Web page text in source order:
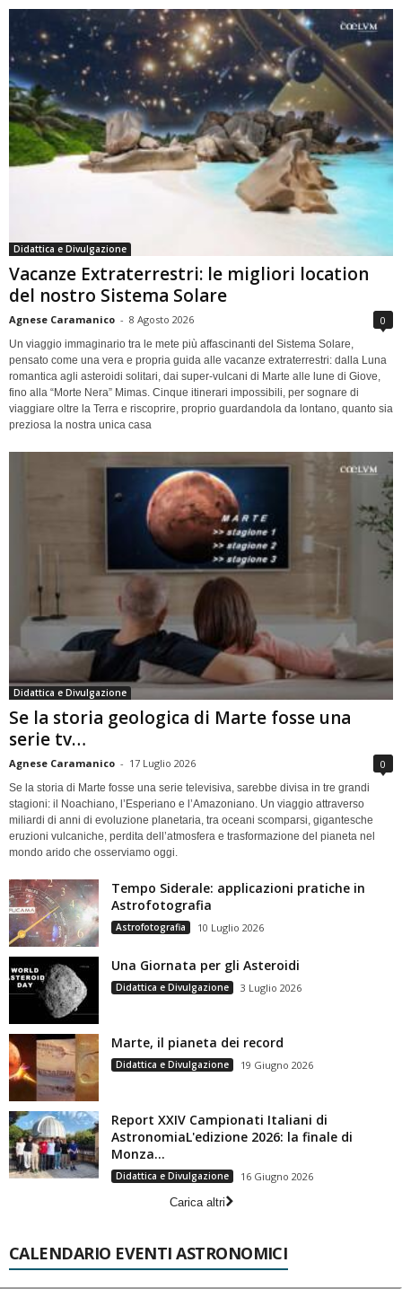
Didattica e Divulgazione
Vacanze Extraterrestri: le migliori location
del nostro Sistema Solare
Agnese Caramanico - 8 Agosto 2026 0
Un viaggio immaginario tra le mete più affascinanti del Sistema Solare,
pensato come una vera e propria guida alle vacanze extraterrestri: dalla Luna
romantica agli asteroidi solitari, dai super-vulcani di Marte alle lune di Giove,
fino alla “Morte Nera” Mimas. Cinque itinerari impossibili, per sognare di
viaggiare oltre la Terra e riscoprire, proprio guardandola da lontano, quanto sia
preziosa la nostra unica casa
Didattica e Divulgazione
Se la storia geologica di Marte fosse una
serie tv…
Agnese Caramanico - 17 Luglio 2026 0
Se la storia di Marte fosse una serie televisiva, sarebbe divisa in tre grandi
stagioni: il Noachiano, l’Esperiano e l’Amazoniano. Un viaggio attraverso
miliardi di anni di evoluzione planetaria, tra oceani scomparsi, gigantesche
eruzioni vulcaniche, perdita dell’atmosfera e trasformazione del pianeta nel
mondo arido che osserviamo oggi.
Tempo Siderale: applicazioni pratiche in
Astrofotografia
Astrofotografia 10 Luglio 2026
Una Giornata per gli Asteroidi
Didattica e Divulgazione 3 Luglio 2026
Marte, il pianeta dei record
Didattica e Divulgazione 19 Giugno 2026
Report XXIV Campionati Italiani di
AstronomiaL'edizione 2026: la finale di
Monza...
Didattica e Divulgazione
16 Giugno 2026
Carica altri
CALENDARIO EVENTI ASTRONOMICI